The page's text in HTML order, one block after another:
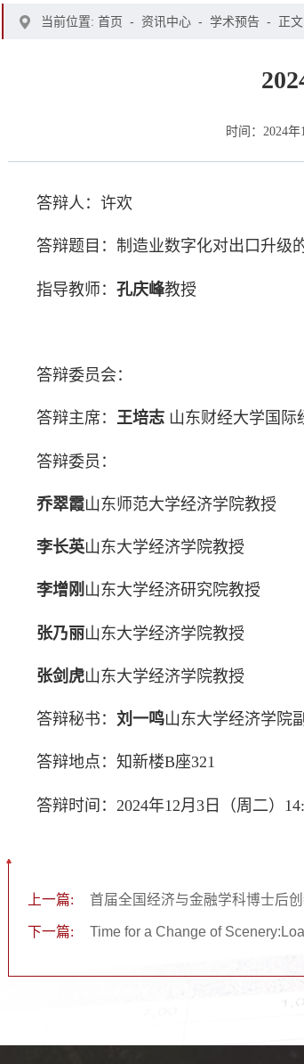
当前位置: 首页 - 资讯中心 - 学术预告 - 正文
时间： 2024年
答辩人：许欢
答辩题目：制造业数字化对出口升
指导教师： 孔庆峰教授
答辩委员会：
答辩主席： 王培志 山东财经大学国际
答辩委员：
乔翠霞山东师范大学经济学院教授
李长英山东大学经济学院教授
李增刚 山东大学经济研究院教授
张乃丽山东大学经济学院教授
张剑虎山东大学经济学院教授
答辩秘书： 刘一鸣山东大学经济学院
答辩地点：知新楼B座321
答辩时间：2024年12月3日（周二）
上一篇: 首届全国经济与金融学科博士后
下一篇: Time for a Change of